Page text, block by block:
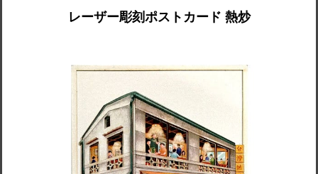
レーザー彫刻ポストカード 熱炒